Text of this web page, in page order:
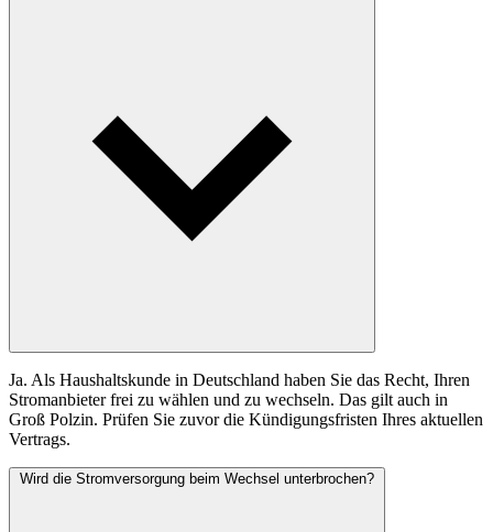
Ja. Als Haushaltskunde in Deutschland haben Sie das Recht, Ihren
Stromanbieter frei zu wählen und zu wechseln. Das gilt auch in
Groß Polzin. Prüfen Sie zuvor die Kündigungsfristen Ihres aktuellen
Vertrags.
Wird die Stromversorgung beim Wechsel unterbrochen?